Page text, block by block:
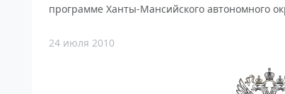
программе Ханты-Мансийского автономного
24 июля 2010